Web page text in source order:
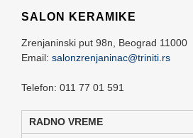
SALON KERAMIKE
Zrenjaninski put 98n, Beograd 11000
Email: salonzrenjaninac@triniti.rs
Telefon: 011 77 01 591
RADNO VREME